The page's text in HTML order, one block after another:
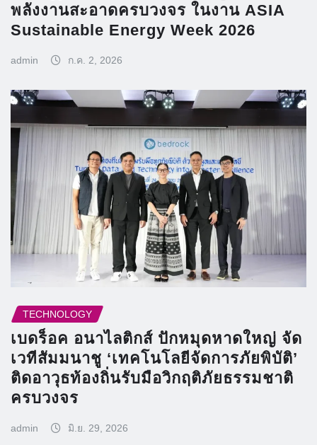
พลังงานสะอาดครบวงจร ในงาน ASIA
Sustainable Energy Week 2026
admin ก.ค. 2, 2026
TECHNOLOGY
เบดร็อค อนาไลติกส์ ปักหมุดหาดใหญ่ จัด
เวทีสัมมนาชู ‘เทคโนโลยีจัดการภัยพิบัติ’
ติดอาวุธท้องถิ่นรับมือวิกฤติภัยธรรมชาติ
ครบวงจร
admin มิ.ย. 29, 2026